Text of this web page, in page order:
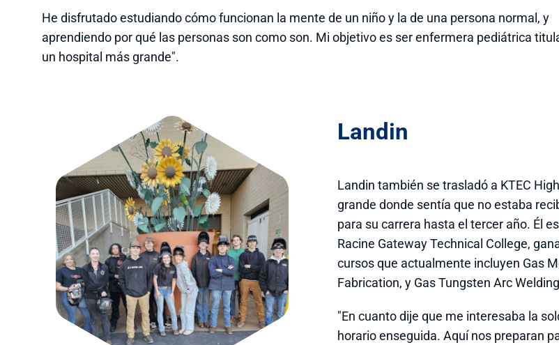
He disfrutado estudiando cómo funcionan la mente de un niño y la de una persona normal, y
aprendiendo por qué las personas son como son. Mi objetivo es ser enfermera pediátrica
un hospital más grande".
Landin
Landin también se trasladó a KTEC
grande donde sentía que no estaba
para su carrera hasta el tercer año. Él
Racine Gateway Technical College,
cursos que actualmente incluyen Gas
Fabrication, y Gas Tungsten Arc
"En cuanto dije que me interesaba la
horario enseguida. Aquí nos preparan